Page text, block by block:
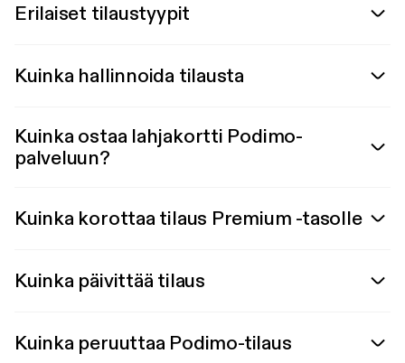
Erilaiset tilaustyypit
Kuinka hallinnoida tilausta
Kuinka ostaa lahjakortti Podimo-
palveluun?
Kuinka korottaa tilaus Premium -tasolle
Kuinka päivittää tilaus
Kuinka peruuttaa Podimo-tilaus